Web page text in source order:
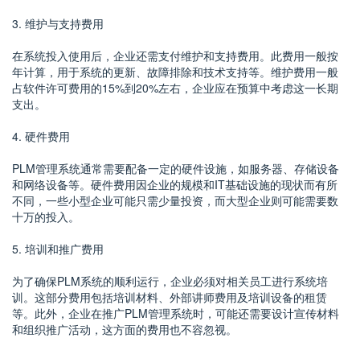
3. 维护与支持费用
在系统投入使用后，企业还需支付维护和支持费用。此费用一般按
年计算，用于系统的更新、故障排除和技术支持等。维护费用一般
占软件许可费用的15%到20%左右，企业应在预算中考虑这一长期
支出。
4. 硬件费用
PLM管理系统通常需要配备一定的硬件设施，如服务器、存储设备
和网络设备等。硬件费用因企业的规模和IT基础设施的现状而有所
不同，一些小型企业可能只需少量投资，而大型企业则可能需要数
十万的投入。
5. 培训和推广费用
为了确保PLM系统的顺利运行，企业必须对相关员工进行系统培
训。这部分费用包括培训材料、外部讲师费用及培训设备的租赁
等。此外，企业在推广PLM管理系统时，可能还需要设计宣传材料
和组织推广活动，这方面的费用也不容忽视。